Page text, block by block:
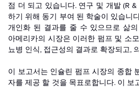
점 더 되고 있습니다. 연구 및 개발 (R
하기 위해 동기 부여 된 학술이 있습니
개인화 된 결과를 줄 수 있으므로 삶
아메리카의 시장은 이러한 펌프 및 소
뇨병 인식, 접근성의 결과로 확장되고,
이 보고서는 인슐린 펌프 시장의 종합
자를 제공 할 것을 목표로합니다. 이 보